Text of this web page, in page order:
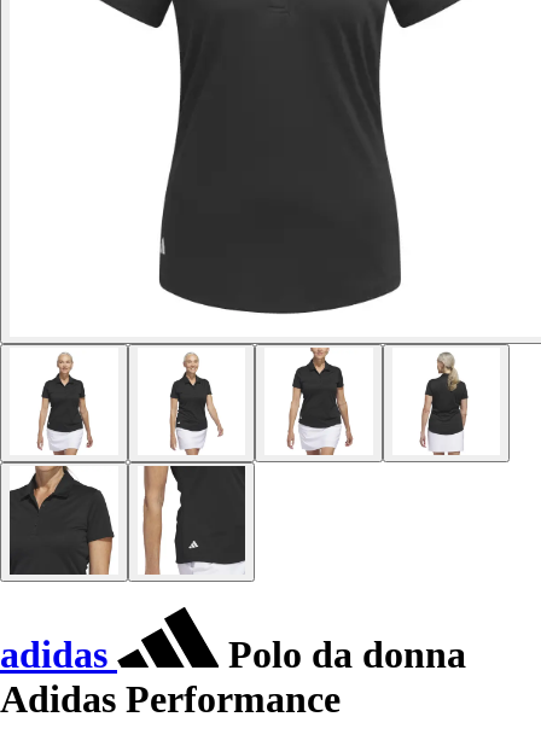
adidas
Polo da donna
Adidas Performance